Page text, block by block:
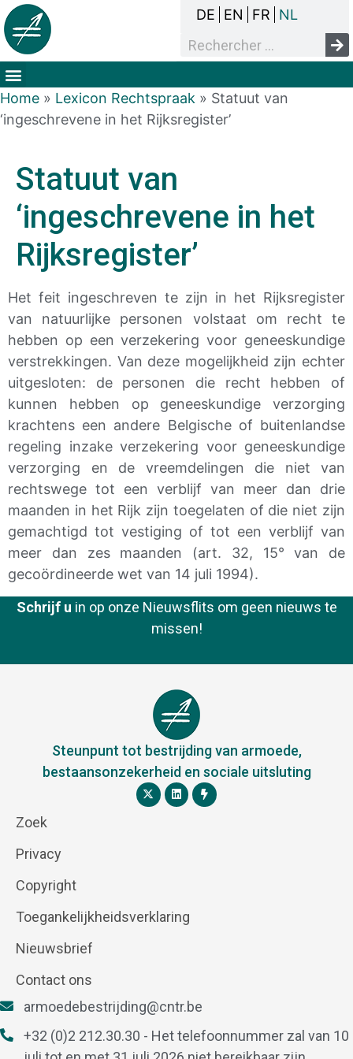
DE EN FR NL
Home » Lexicon Rechtspraak » Statuut van
‘ingeschrevene in het Rijksregister’
Statuut van
‘ingeschrevene in het
Rijksregister’
Het feit ingeschreven te zijn in het Rijksregister
van natuurlijke personen volstaat om recht te
hebben op een verzekering voor geneeskundige
verstrekkingen. Van deze mogelijkheid zijn echter
uitgesloten: de personen die recht hebben of
kunnen hebben op geneeskundige verzorging
krachtens een andere Belgische of buitenlandse
regeling inzake verzekering voor geneeskundige
verzorging en de vreemdelingen die niet van
rechtswege tot een verblijf van meer dan drie
maanden in het Rijk zijn toegelaten of die niet zijn
gemachtigd tot vestiging of tot een verblijf van
meer dan zes maanden (art. 32, 15° van de
gecoördineerde wet van 14 juli 1994).
Schrijf u in op onze Nieuwsflits om geen nieuws te
missen!
Steunpunt tot bestrijding van armoede,
bestaansonzekerheid en sociale uitsluting
Zoek
Privacy
Copyright
Toegankelijkheidsverklaring
Nieuwsbrief
Contact ons
armoedebestrijding@cntr.be
+32 (0)2 212.30.30 - Het telefoonnummer zal van 10